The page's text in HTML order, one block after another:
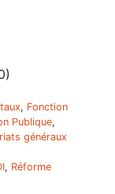
, Fonction
Publique,
généraux
, Réforme